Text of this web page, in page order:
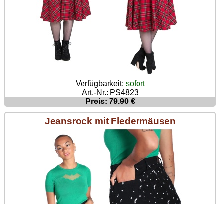
Verfügbarkeit: sofort
Art.-Nr.: PS4823
Preis: 79.90 €
Jeansrock mit Fledermäusen